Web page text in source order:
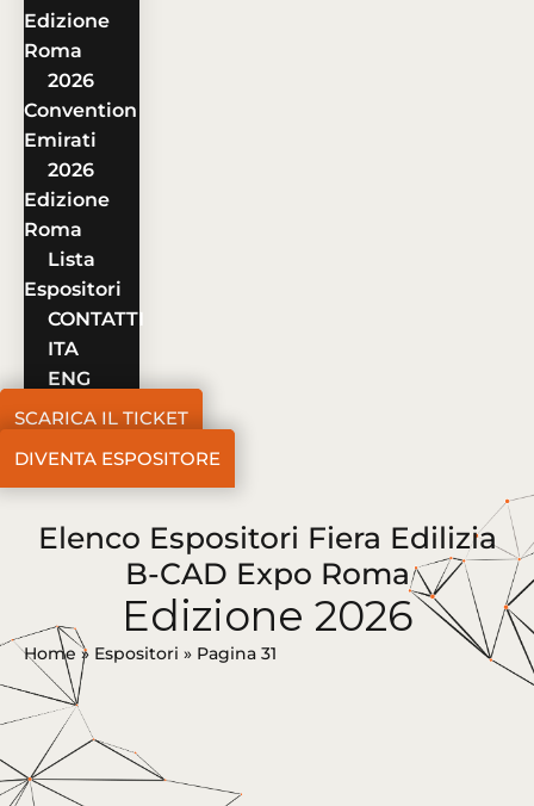
Edizione
Roma
2026
Convention
Emirati
2026
Edizione
Roma
Lista
Espositori
CONTATTI
ITA
ENG
SCARICA IL TICKET
DIVENTA ESPOSITORE
Elenco Espositori Fiera Edilizia
B-CAD Expo Roma
Edizione 2026
Home» Espositori » Pagina 31